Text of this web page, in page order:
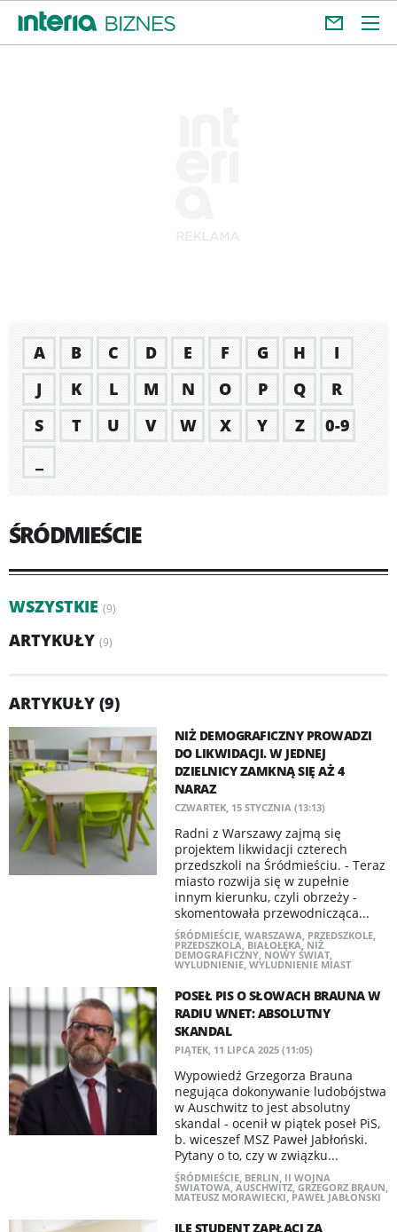
A B C D E F G H
I
J
K L M N O P Q
R
S
T U V W X Y Z
0-9
ŚRÓDMIEŚCIE
WSZYSTKIE (9)
ARTYKUŁY (9)
ARTYKUŁY (9)
NIŻ DEMOGRAFICZNY PROWADZI
DO LIKWIDACJI. W JEDNEJ
DZIELNICY ZAMKNĄ SIĘ AŻ 4
NARAZ
CZWARTEK, 15 STYCZNIA (13:13)
Radni z Warszawy zajmą się
projektem likwidacji czterech
przedszkoli na Śródmieściu. - Teraz
miasto rozwija się w zupełnie
innym kierunku, czyli obrzeży -
skomentowała przewodnicząca...
ŚRÓDMIEŚCIE, WARSZAWA, PRZEDSZKOLE,
PRZEDSZKOLA, BIAŁOŁĘKA, NIŻ
DEMOGRAFICZNY, NOWY ŚWIAT,
WYLUDNIENIE, WYLUDNIENIE MIAST
POSEŁ PIS O SŁOWACH BRAUNA W
RADIU WNET: ABSOLUTNY
SKANDAL
PIĄTEK, 11 LIPCA 2025 (11:05)
Wypowiedź Grzegorza Brauna
negująca dokonywanie ludobójstwa
w Auschwitz to jest absolutny
skandal - ocenił w piątek poseł PiS,
b. wiceszef MSZ Paweł Jabłoński.
Pytany o to, czy w związku...
ŚRÓDMIEŚCIE, BERLIN, II WOJNA
ŚWIATOWA, AUSCHWITZ, GRZEGORZ BRAUN,
MATEUSZ MORAWIECKI, PAWEŁ JABŁOŃSKI
ILE STUDENT ZAPŁACI ZA